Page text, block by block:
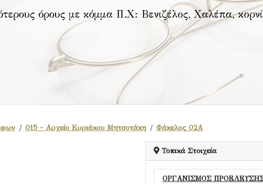
όρους με κόμμα Π.Χ: Βενιζέλος, Χαλέπα,
015 - Αρχείο Κυριάκου Μητσοτάκη Φάκελος 02Α
Τοπικά Στοιχεία
ΟΡΓΑΝΙΣΜΟΣ